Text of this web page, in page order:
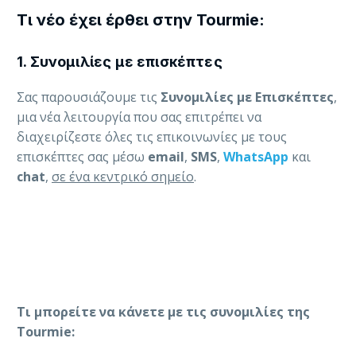
Τι νέο έχει έρθει στην Tourmie:
1. Συνομιλίες με επισκέπτες
Σας παρουσιάζουμε τις Συνομιλίες με Επισκέπτες,
μια νέα λειτουργία που σας επιτρέπει να
διαχειρίζεστε όλες τις επικοινωνίες με τους
επισκέπτες σας μέσω email, SMS, WhatsApp και
chat, σε ένα κεντρικό σημείο.
Τι μπορείτε να κάνετε με τις συνομιλίες της
Tourmie: